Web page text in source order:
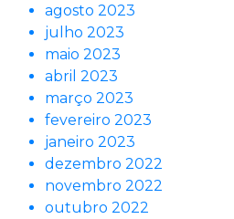
agosto 2023
julho 2023
maio 2023
abril 2023
março 2023
fevereiro 2023
janeiro 2023
dezembro 2022
novembro 2022
outubro 2022